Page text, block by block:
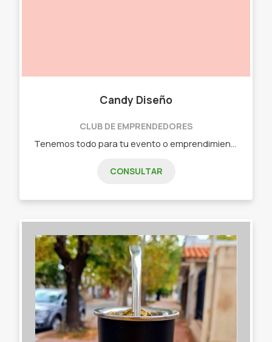
Candy Diseño
CLUB DE EMPRENDEDORES
CONSULTAR